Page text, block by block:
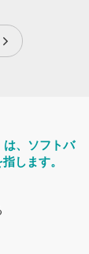
は、ソフトバ
します。